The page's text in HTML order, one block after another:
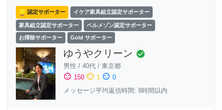
認定サポーター イケア家具組立認定サポーター
家具組立認定サポーター ベルメゾン認定サポーター
お掃除サポーター Gold サポーター
ゆうやクリーン check_circle
男性 / 40代 / 東京都
sentiment_satisfied 150 sentiment_neutral 1 sentiment_dissatisfied 0
メッセージ平均返信時間: 8時間以内